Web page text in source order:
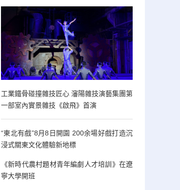
工業鐵骨碰撞雜技匠心 瀋陽雜技演藝集團第
一部室內實景雜技《啟飛》首演
“東北有戲”8月8日開園 200余場好戲打造沉
浸式關東文化體驗新地標
《新時代農村題材青年編劇人才培訓》在遼
寧大學開班